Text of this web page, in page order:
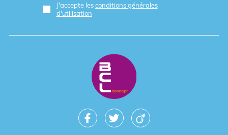
J'accepte lesconditions générales
d'utilisation